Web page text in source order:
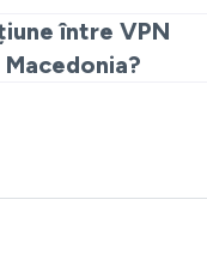
și locații.
o configurare VPN
oricând face
între VPN